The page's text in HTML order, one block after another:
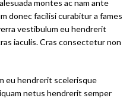
montes ac nam ante
donec facilisi curabitur a fames
vestibulum eu hendrerit
iaculis. Cras consectetur non
eu hendrerit scelerisque
netus hendrerit semper